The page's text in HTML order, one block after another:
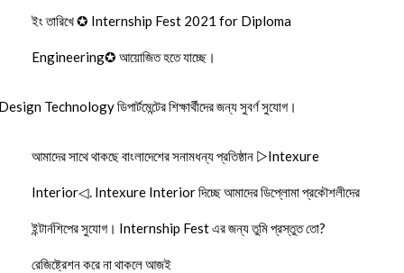
ইং তারিখে ✪ Internship Fest 2021 for Diploma
Engineering✪ আয়োজিত হতে যাচ্ছে।
ডিপার্টমেন্টের শিক্ষার্থীদের জন্য সুবর্ণ সুযোগ।
আমাদের সাথে থাকছে বাংলাদেশের সনামধন্য প্রতিষ্ঠান ▷Intexure
Interior◁. Intexure Interior দিচ্ছে আমাদের ডিপ্লোমা প্রকৌশলীদের
ইন্টার্নশিপের সুযোগ। Internship Fest এর জন্য তুমি প্রস্তুত তো?
রেজিষ্ট্রেশন করে না থাকলে আজই